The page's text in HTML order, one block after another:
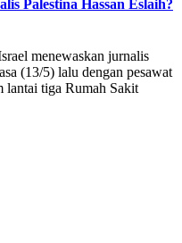
Palestina Hassan Eslaih?
menewaskan jurnalis
(13/5) lalu dengan pesawat
lantai tiga Rumah Sakit